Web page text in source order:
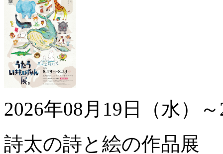
2026年08月19日（水）
詩太の詩と絵の作品展